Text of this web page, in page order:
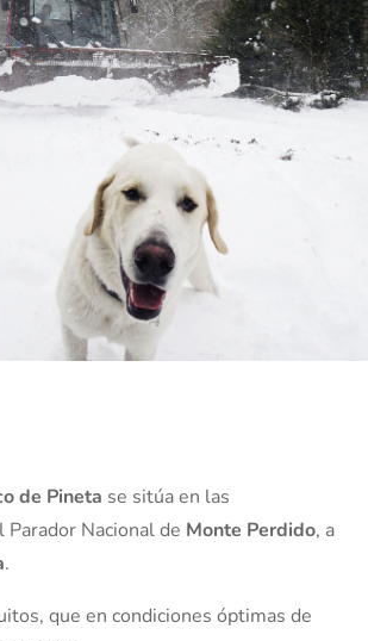
de Pineta se sitúa en las
Nacional de Monte Perdido, a
.
que en condiciones óptimas de